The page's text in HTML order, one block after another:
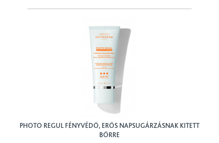
PHOTO REGUL FÉNYVÉDŐ, ERŐS NAPSUGÁRZÁSNAK KITETT
BŐRRE